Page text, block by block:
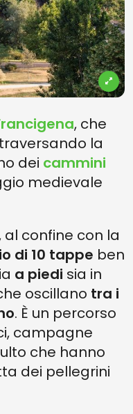
, che
la
dei cammini
medievale
al confine con la
di 10 tappe ben
a piedi sia in
oscillano tra i
. È un percorso
campagne
che hanno
dei pellegrini